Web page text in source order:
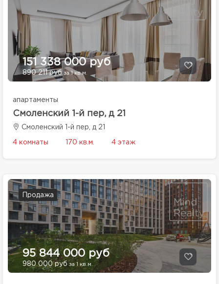
151 338 000 руб
890 211 рубза 1 кв.м.
апартаменты
Смоленский 1-й пер, д 21
Смоленский 1-й пер, д 21
4 комнаты 170 кв.м. 4 этаж
Продажа
95 844 000 руб
980 000 руб за 1 кв.м.